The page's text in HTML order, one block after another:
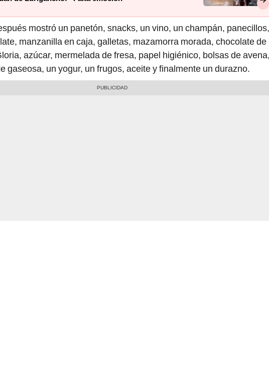
mostró un panetón, snacks, un vino, un champán, panecillos,
manzanilla en caja, galletas, mazamorra morada, chocolate de
azúcar, mermelada de fresa, papel higiénico, bolsas de avena,
gaseosa, un yogur, un frugos, aceite y finalmente un durazno.